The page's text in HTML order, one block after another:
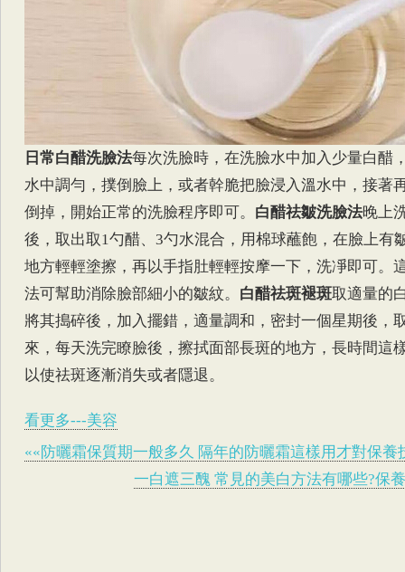
日常白醋洗臉法每次洗臉時，在洗臉水中加入少量白醋
水中調勻，撲倒臉上，或者幹脆把臉浸入溫水中，接著
倒掉，開始正常的洗臉程序即可。 白醋祛皺洗臉法晚上
後，取出取1勺醋、3勺水混合，用棉球蘸飽，在臉上有
地方輕輕塗擦，再以手指肚輕輕按摩一下，洗凈即可。
法可幫助消除臉部細小的皺紋。 白醋祛斑褪斑取適量的
將其搗碎後，加入擺錯，適量調和，密封一個星期後，
來，每天洗完瞭臉後，擦拭面部長斑的地方，長時間這
以使祛斑逐漸消失或者隱退。
看更多---美容
««防曬霜保質期一般多久 隔年的防曬霜這樣用才對保養
一白遮三醜 常見的美白方法有哪些?保